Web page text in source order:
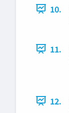
10.
11.
12.